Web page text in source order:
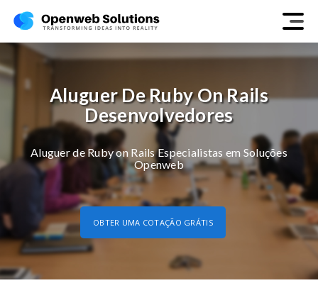
Aluguer De Ruby On Rails
Desenvolvedores
Aluguer de Ruby on Rails Especialistas em Soluções
Openweb
OBTER UMA COTAÇÃO GRÁTIS